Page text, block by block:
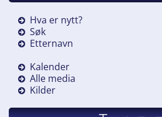
Hva er nytt?
Søk
Etternavn
Kalender
Alle media
Kilder